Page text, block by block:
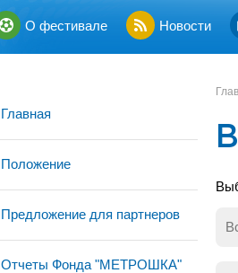
О фестивале Новости
Главная
Положение
Предложение для партнеров
Отчеты Фонда "МЕТРОШКА"